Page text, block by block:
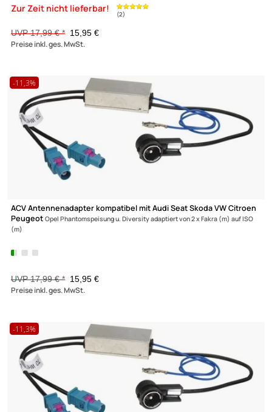
ACV Antennenadapter kompatibel mit Audi Seat Skoda VW
UVP 17,99 € *
Preise inkl. ges. MwSt.
Antara
Astra Combo Corsa GTC Meriva Movano Signum Tigra Vectra Vivaro
Wagon R mit Phantomeinspeisung auf DIN (m) adaptiert von Quadlock auf DIN
UVP 19,99 € *12,95 €
Preise inkl. ges. MwSt.